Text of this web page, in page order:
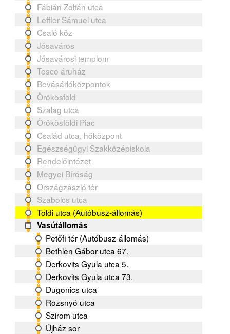
Fábián Zoltán utca
Leffler Sámuel utca
Csaló köz
Jósaváros
Jósavárosi templom
Tesco áruház
Bevásárlóközpontok
Örökösföld
Szalag utca
Örökösföldi Piac
Család utca, hőközpont
Egészségügyi Szakközépiskola
Rendelőintézet
Megyei Bíróság
Országzászló tér
Szabolcs utca
Toldi utca (Autóbusz-állomás)
Vasútállomás
Petőfi tér (Autóbusz-állomás)
Bethlen Gábor utca 67.
Derkovits Gyula utca 5.
Derkovits Gyula utca 73.
Dugonics utca
Rozsnyó utca
Szirom utca
Újház sor